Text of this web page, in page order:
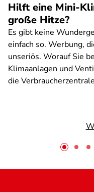
Hilft eine Mini-
große Hitze?
Es gibt keine
einfach so. Werbung,
unseriös. Worauf Sie
Klimaanlagen und
die